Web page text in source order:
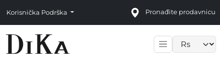
Korisnička Podrška Pronađite prodavnicu